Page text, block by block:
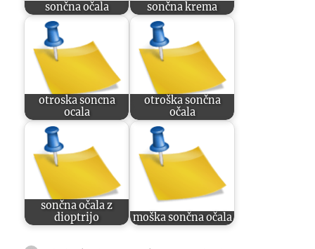
sončna očala sončna krema
otroska soncna
ocala
otroška sončna
očala
sončna očala z
dioptrijo
moška sončna očala